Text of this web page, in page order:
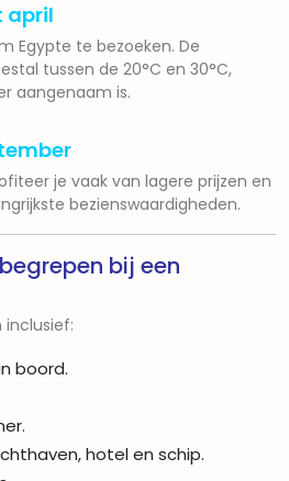
april
Egypte te bezoeken. De
tussen de 20°C en 30°C,
aangenaam is.
je vaak van lagere prijzen en
bezienswaardigheden.
bij een
inclusief:
boord.
hotel en schip.